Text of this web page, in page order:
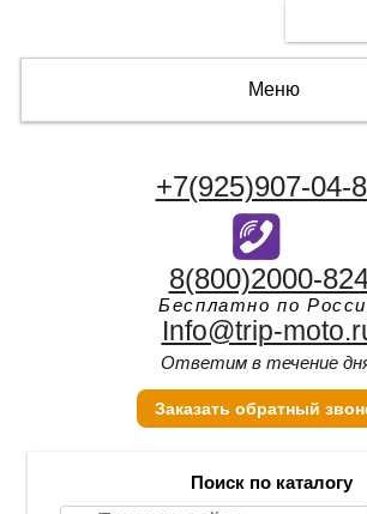
Меню
+7(925)907-04-
8(800)2000-
Бесплатно по
Info@trip-
Ответим в течение
Заказать обратный
Поиск по каталогу